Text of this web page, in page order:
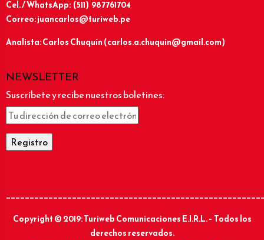
Cel. / WhatsApp: (511) 987761704
Correo: juancarlos@turiweb.pe
Analista: Carlos Chuquín (carlos.a.chuquin@gmail.com)
NEWSLETTER
Suscríbete y recibe nuestros boletines:
Copyright © 2019: Turiweb Comunicaciones E.I.R.L. – Todos los
derechos reservados.